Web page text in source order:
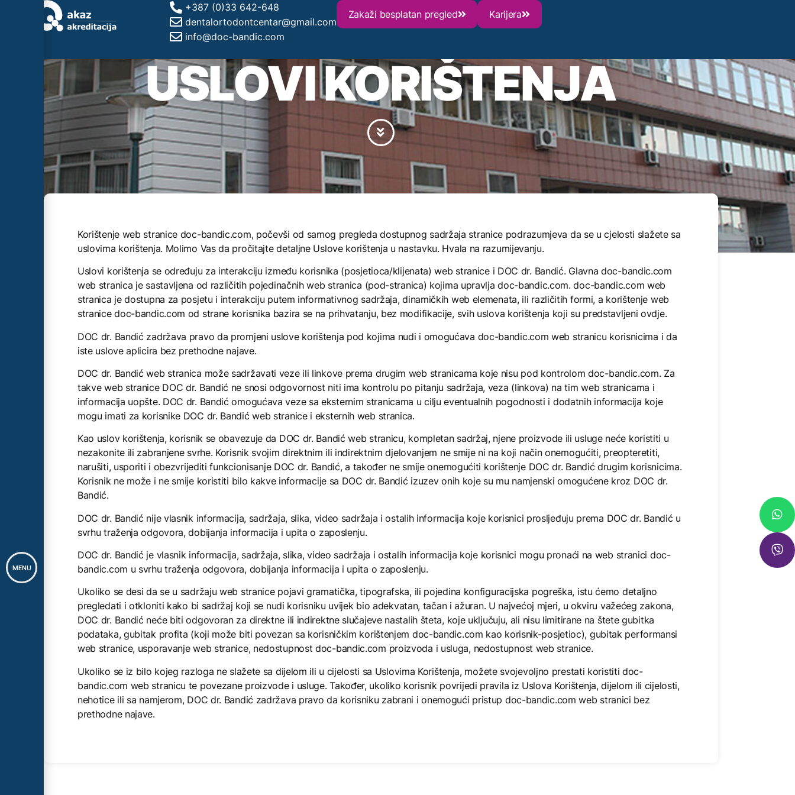
+387 (0)33 642-648
dentalortodontcentar@gmail.com
info@doc-bandic.com
Zakaži besplatan pregled Karijera
MENU
USLOVI KORIŠTENJA
Korištenje web stranice doc-bandic.com, počevši od samog pregleda dostupnog sadržaja stranice podrazumjeva da se u cjelosti slažete sa
uslovima korištenja. Molimo Vas da pročitajte detaljne Uslove korištenja u nastavku. Hvala na razumijevanju.
Uslovi korištenja se određuju za interakciju između korisnika (posjetioca/klijenata) web stranice i DOC dr. Bandić. Glavna doc-bandic.com
web stranica je sastavljena od različitih pojedinačnih web stranica (pod-stranica) kojima upravlja doc-bandic.com. doc-bandic.com web
stranica je dostupna za posjetu i interakciju putem informativnog sadržaja, dinamičkih web elemenata, ili različitih formi, a korištenje web
stranice doc-bandic.com od strane korisnika bazira se na prihvatanju, bez modifikacije, svih uslova korištenja koji su predstavljeni ovdje.
DOC dr. Bandić zadržava pravo da promjeni uslove korištenja pod kojima nudi i omogućava doc-bandic.com web stranicu korisnicima i da
iste uslove aplicira bez prethodne najave.
DOC dr. Bandić web stranica može sadržavati veze ili linkove prema drugim web stranicama koje nisu pod kontrolom doc-bandic.com. Za
takve web stranice DOC dr. Bandić ne snosi odgovornost niti ima kontrolu po pitanju sadržaja, veza (linkova) na tim web stranicama i
informacija uopšte. DOC dr. Bandić omogućava veze sa eksternim stranicama u cilju eventualnih pogodnosti i dodatnih informacija koje
mogu imati za korisnike DOC dr. Bandić web stranice i eksternih web stranica.
Kao uslov korištenja, korisnik se obavezuje da DOC dr. Bandić web stranicu, kompletan sadržaj, njene proizvode ili usluge neće koristiti u
nezakonite ili zabranjene svrhe. Korisnik svojim direktnim ili indirektnim djelovanjem ne smije ni na koji način onemogućiti, preopteretiti,
narušiti, usporiti i obezvrijediti funkcionisanje DOC dr. Bandić, a također ne smije onemogućiti korištenje DOC dr. Bandić drugim korisnicima.
Korisnik ne može i ne smije koristiti bilo kakve informacije sa DOC dr. Bandić izuzev onih koje su mu namjenski omogućene kroz DOC dr.
Bandić.
DOC dr. Bandić nije vlasnik informacija, sadržaja, slika, video sadržaja i ostalih informacija koje korisnici prosljeđuju prema DOC dr. Bandić u
svrhu traženja odgovora, dobijanja informacija i upita o zaposlenju.
DOC dr. Bandić je vlasnik informacija, sadržaja, slika, video sadržaja i ostalih informacija koje korisnici mogu pronaći na web stranici doc-
bandic.com u svrhu traženja odgovora, dobijanja informacija i upita o zaposlenju.
Ukoliko se desi da se u sadržaju web stranice pojavi gramatička, tipografska, ili pojedina konfiguracijska pogreška, istu ćemo detaljno
pregledati i otkloniti kako bi sadržaj koji se nudi korisniku uvijek bio adekvatan, tačan i ažuran. U najvećoj mjeri, u okviru važećeg zakona,
DOC dr. Bandić neće biti odgovoran za direktne ili indirektne slučajeve nastalih šteta, koje uključuju, ali nisu limitirane na štete gubitka
podataka, gubitak profita (koji može biti povezan sa korisničkim korištenjem doc-bandic.com kao korisnik-posjetioc), gubitak performansi
web stranice, usporavanje web stranice, nedostupnost doc-bandic.com proizvoda i usluga, nedostupnost web stranice.
Ukoliko se iz bilo kojeg razloga ne slažete sa dijelom ili u cijelosti sa Uslovima Korištenja, možete svojevoljno prestati koristiti doc-
bandic.com web stranicu te povezane proizvode i usluge. Također, ukoliko korisnik povrijedi pravila iz Uslova Korištenja, dijelom ili cijelosti,
nehotice ili sa namjerom, DOC dr. Bandić zadržava pravo da korisniku zabrani i onemogući pristup doc-bandic.com web stranici bez
prethodne najave.